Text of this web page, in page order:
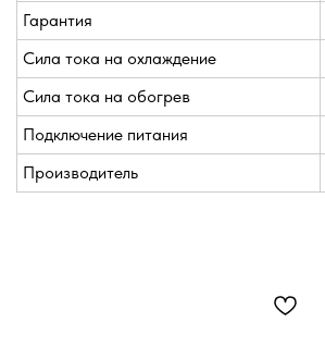
Гарантия
Сила тока на охлаждение
Сила тока на обогрев
Подключение питания
Производитель